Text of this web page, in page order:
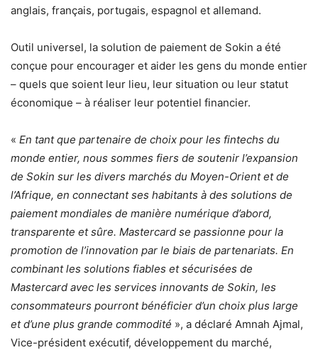
anglais, français, portugais, espagnol et allemand.
Outil universel, la solution de paiement de Sokin a été
conçue pour encourager et aider les gens du monde entier
– quels que soient leur lieu, leur situation ou leur statut
économique – à réaliser leur potentiel financier.
« En tant que partenaire de choix pour les fintechs du
monde entier, nous sommes fiers de soutenir l’expansion
de Sokin sur les divers marchés du Moyen-Orient et de
l’Afrique, en connectant ses habitants à des solutions de
paiement mondiales de manière numérique d’abord,
transparente et sûre. Mastercard se passionne pour la
promotion de l’innovation par le biais de partenariats. En
combinant les solutions fiables et sécurisées de
Mastercard avec les services innovants de Sokin, les
consommateurs pourront bénéficier d’un choix plus large
et d’une plus grande commodité », a déclaré Amnah Ajmal,
Vice-président exécutif, développement du marché,